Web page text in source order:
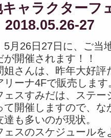
キャラクターフ
27
5月26日27日に、ご当
が開催されます！！
姐さんは、昨年大好
リーナ4Fで販売します
ェスすみだは、ステ
て開催しますので、
も多いのが現状。
ェスのスケジュール